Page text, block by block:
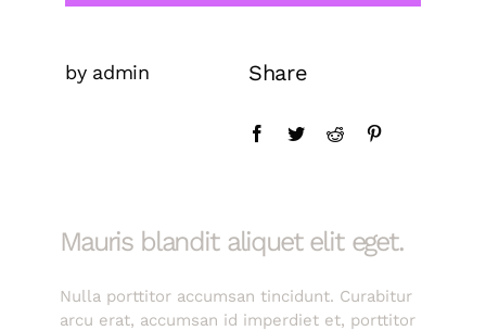
by admin Share
Mauris blandit aliquet elit eget.
Nulla porttitor accumsan tincidunt. Curabitur
arcu erat, accumsan id imperdiet et, porttitor